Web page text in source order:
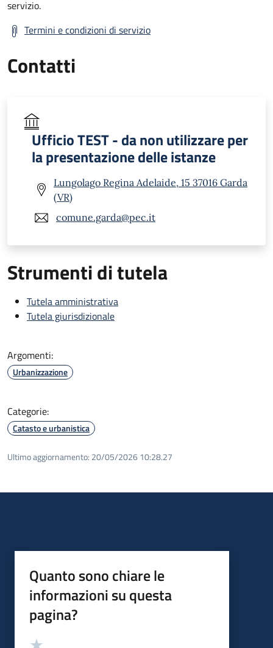
servizio.
Termini e condizioni di servizio
Contatti
Ufficio TEST - da non utilizzare per
la presentazione delle istanze
Lungolago Regina Adelaide, 15 37016 Garda
(VR)
comune.garda@pec.it
Strumenti di tutela
Tutela amministrativa
Tutela giurisdizionale
Argomenti:
Urbanizzazione
Categorie:
Catasto e urbanistica
Ultimo aggiornamento: 20/05/2026 10:28.27
Quanto sono chiare le
informazioni su questa
pagina?
Valutazione